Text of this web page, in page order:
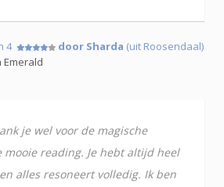
4 door Sharda (uit Roosendaal)
Emerald
je wel voor de magische
mooie reading. Je hebt altijd heel
alles resoneert volledig. Ik ben